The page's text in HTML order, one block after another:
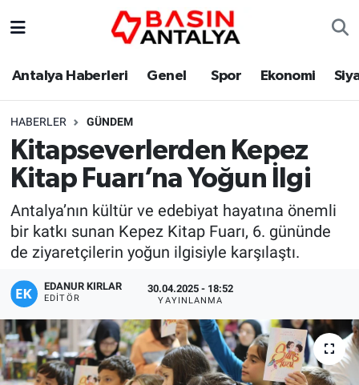
Antalya Haberleri Genel Spor Ekonomi
HABERLER GÜNDEM
Kitapseverlerden Kepez
Kitap Fuarı’na Yoğun İlgi
Antalya’nın kültür ve edebiyat hayatına önemli
bir katkı sunan Kepez Kitap Fuarı, 6. gününde
de ziyaretçilerin yoğun ilgisiyle karşılaştı.
EDANUR KIRLAR
EDITÖR
30.04.2025 - 18:52
YAYINLANMA